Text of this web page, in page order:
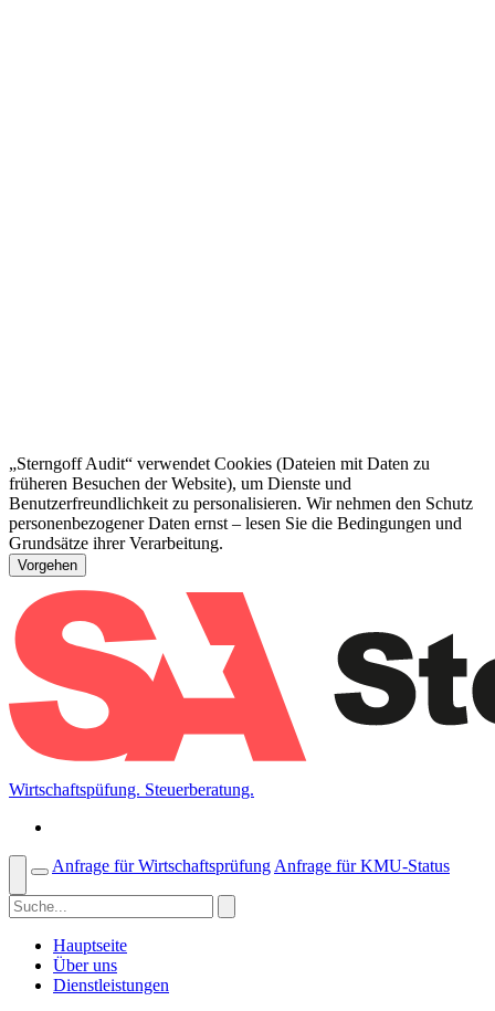
„Sterngoff Audit“ verwendet Cookies (Dateien mit Daten zu
früheren Besuchen der Website), um Dienste und
Benutzerfreundlichkeit zu personalisieren. Wir nehmen den Schutz
personenbezogener Daten ernst – lesen Sie die Bedingungen und
Grundsätze ihrer Verarbeitung.
Vorgehen
Wirtschaftspüfung. Steuerberatung.
Anfrage für Wirtschaftsprüfung Anfrage für KMU-Status
Hauptseite
Über uns
Dienstleistungen